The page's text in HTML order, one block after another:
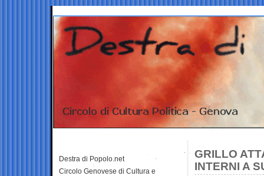
GRILLO
INTERNI A
Destra di Popolo.net
Circolo Genovese di Cultura e